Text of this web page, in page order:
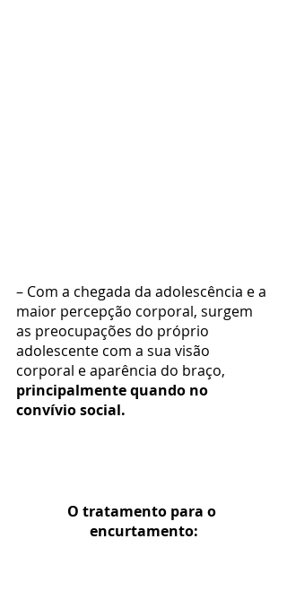
– Com a chegada da adolescência e a
maior percepção corporal, surgem
as preocupações do próprio
adolescente com a sua visão
corporal e aparência do braço,
principalmente quando no
convívio social.
O tratamento para o
encurtamento: